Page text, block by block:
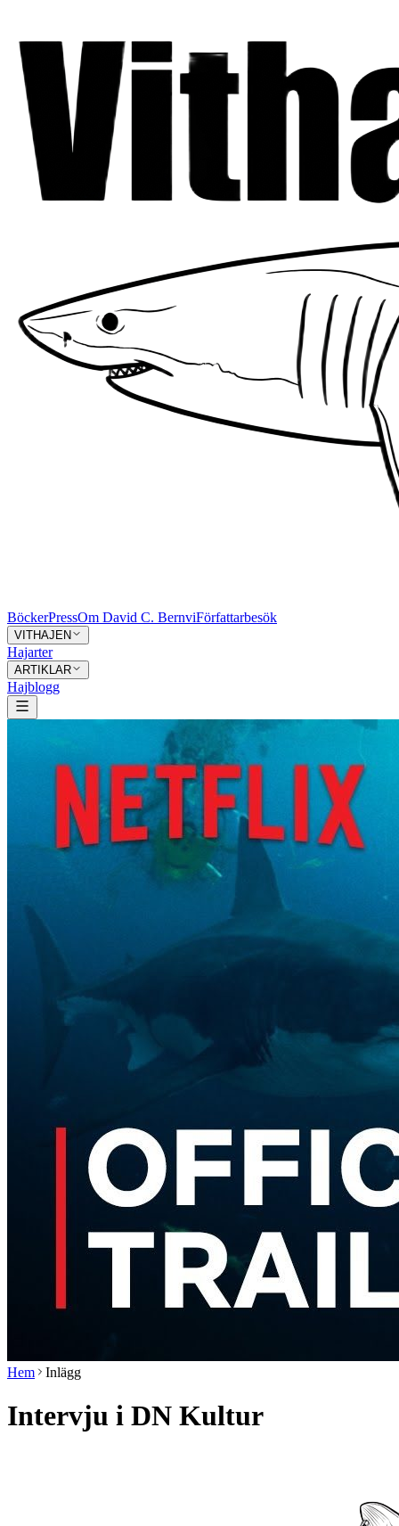
BöckerPressOm David C. BernviFörfattarbesök
VITHAJEN
Hajarter
ARTIKLAR
Hajblogg
Hem Inlägg
Intervju i DN Kultur